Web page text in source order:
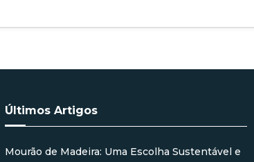
Últimos Artigos
Mourão de Madeira: Uma Escolha Sustentável e